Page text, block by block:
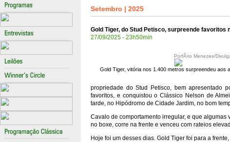
Setembro | 2025
Gold Tiger, do Stud Petisco, surpreende
27/09/2025 - 23h50min
PorfÃ­rio Menezes/
Gold Tiger, vitória nos 1.400 metros surpreendeu aos
propriedade do Stud Petisco, bem apresentado
favoritos, e conquistou o Clássico Nelson de
tarde, no Hipódromo de Cidade Jardim, no bom
Cavalo de comportamento irregular, e que
no boxe, corre na frente e venceu com rateios
Hoje foi um desses dias. Gold Tiger foi para a